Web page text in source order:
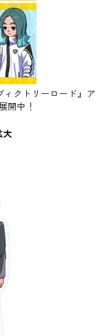
クトリーロード』ア
開中！
大